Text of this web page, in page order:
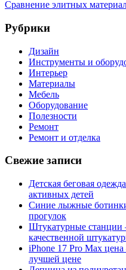
Сравнение элитных
Рубрики
Дизайн
Инструменты и
Интерьер
Материалы
Мебель
Оборудование
Полезности
Ремонт
Ремонт и отделка
Свежие записи
Детская беговая
активных детей
Синие лыжные
прогулок
Штукатурные станции
качественной
iPhone 17 Pro Max
лучшей цене